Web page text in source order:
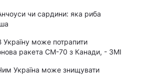
чи сардини: яка риба
Україну може потрапити
ракета CM-70 з Канади, - ЗМІ
Україна може знищувати